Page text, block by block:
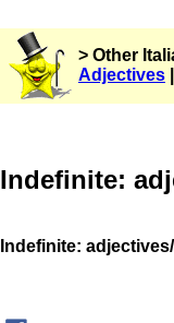
> Other
Adjectives
Indefinite:
Indefinite: